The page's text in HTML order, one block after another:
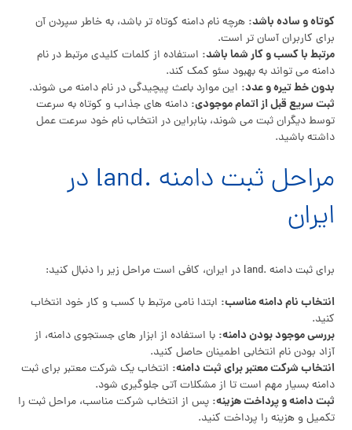
کوتاه و ساده باشد: هرچه نام دامنه کوتاه تر باشد، به خاطر سپردن آن
برای کاربران آسان تر است.
مرتبط با کسب و کار شما باشد: استفاده از کلمات کلیدی مرتبط در نام
دامنه می تواند به بهبود سئو کمک کند.
بدون خط تیره و عدد: این موارد باعث پیچیدگی در نام دامنه می شوند.
ثبت سریع قبل از اتمام موجودی: دامنه های جذاب و کوتاه به سرعت
توسط دیگران ثبت می شوند، بنابراین در انتخاب نام خود سرعت عمل
داشته باشید.
مراحل ثبت دامنه .land در
ایران
برای ثبت دامنه .land در ایران، کافی است مراحل زیر را دنبال کنید:
انتخاب نام دامنه مناسب: ابتدا نامی مرتبط با کسب و کار خود انتخاب
کنید.
بررسی موجود بودن دامنه: با استفاده از ابزار های جستجوی دامنه، از
آزاد بودن نام انتخابی اطمینان حاصل کنید.
انتخاب شرکت معتبر برای ثبت دامنه: انتخاب یک شرکت معتبر برای ثبت
دامنه بسیار مهم است تا از مشکلات آتی جلوگیری شود.
ثبت دامنه و پرداخت هزینه: پس از انتخاب شرکت مناسب، مراحل ثبت را
تکمیل و هزینه را پرداخت کنید.